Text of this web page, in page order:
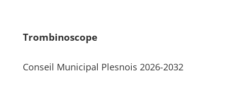
Trombinoscope
Conseil Municipal Plesnois 2026-2032